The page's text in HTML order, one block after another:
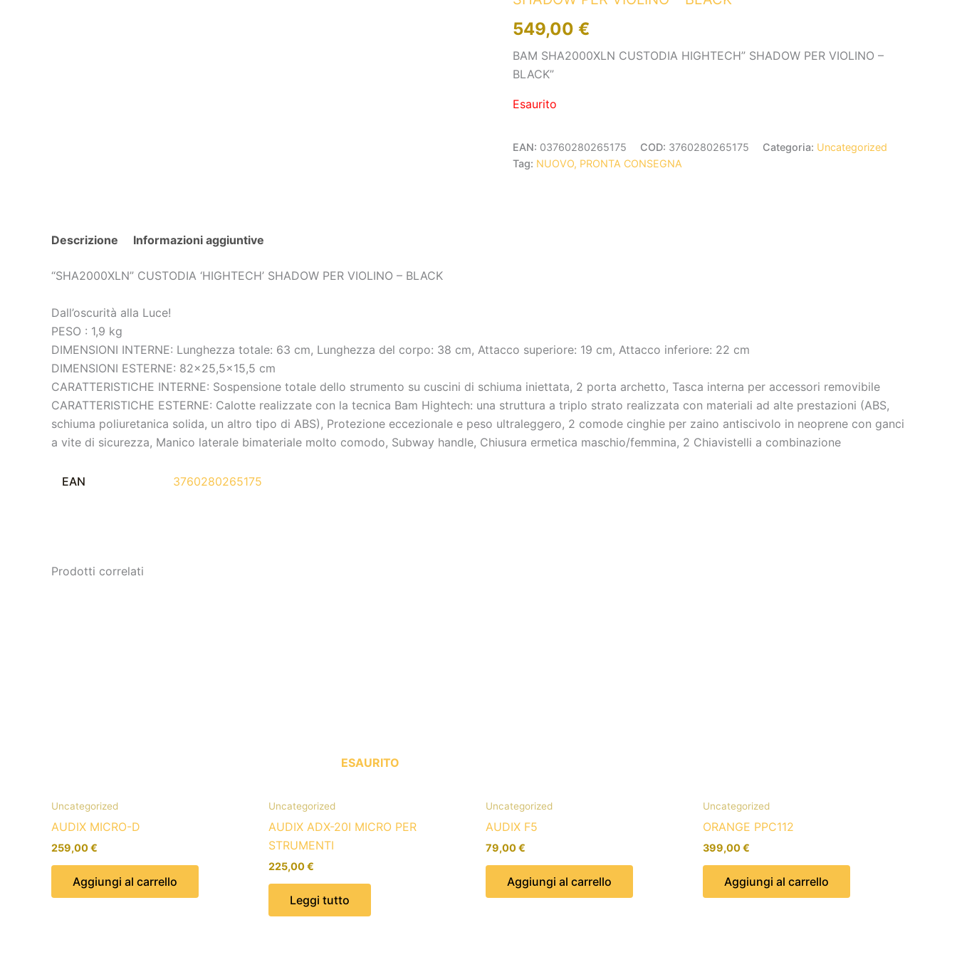
549,00 €
BAM SHA2000XLN CUSTODIA HIGHTECH” SHADOW PER VIOLINO –
BLACK”
Esaurito
EAN: 03760280265175 COD: 3760280265175 Categoria: Uncategorized
Tag: NUOVO, PRONTA CONSEGNA
Descrizione Informazioni aggiuntive
“SHA2000XLN” CUSTODIA ‘HIGHTECH’ SHADOW PER VIOLINO – BLACK
Dall’oscurità alla Luce!
PESO : 1,9 kg
DIMENSIONI INTERNE: Lunghezza totale: 63 cm, Lunghezza del corpo: 38 cm, Attacco superiore: 19 cm, Attacco inferiore: 22 cm
DIMENSIONI ESTERNE: 82×25,5×15,5 cm
CARATTERISTICHE INTERNE: Sospensione totale dello strumento su cuscini di schiuma iniettata, 2 porta archetto, Tasca interna per accessori removibile
CARATTERISTICHE ESTERNE: Calotte realizzate con la tecnica Bam Hightech: una struttura a triplo strato realizzata con materiali ad alte prestazioni (ABS,
schiuma poliuretanica solida, un altro tipo di ABS), Protezione eccezionale e peso ultraleggero, 2 comode cinghie per zaino antiscivolo in neoprene con ganci
a vite di sicurezza, Manico laterale bimateriale molto comodo, Subway handle, Chiusura ermetica maschio/femmina, 2 Chiavistelli a combinazione
EAN 3760280265175
Prodotti correlati
Uncategorized
AUDIX MICRO-D
259,00€
Aggiungi al carrello
ESAURITO
Uncategorized
AUDIX ADX-20I MICRO PER
STRUMENTI
225,00€
Leggi tutto
Uncategorized
AUDIX F5
79,00€
Aggiungi al carrello
Uncategorized
ORANGE PPC112
399,00€
Aggiungi al carrello